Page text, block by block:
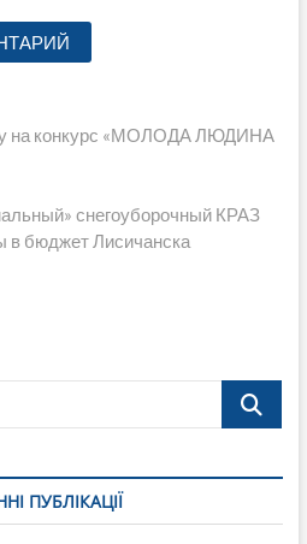
на конкурс «МОЛОДА ЛЮДИНА
снегоуборочный КРАЗ
в бюджет Лисичанска
Поиск…
ПУБЛІКАЦІЇ